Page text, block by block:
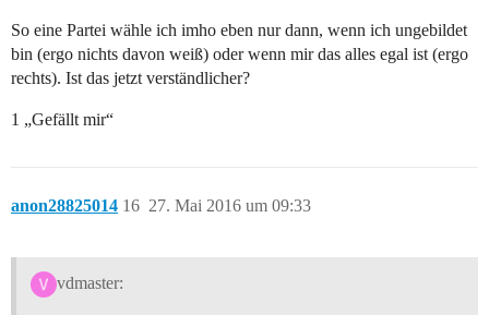
So eine Partei wähle ich imho eben nur dann, wenn ich ungebildet
bin (ergo nichts davon weiß) oder wenn mir das alles egal ist (ergo
rechts). Ist das jetzt verständlicher?
1 „Gefällt mir“
anon28825014 27. Mai 2016 um 09:33
16
vdmaster: